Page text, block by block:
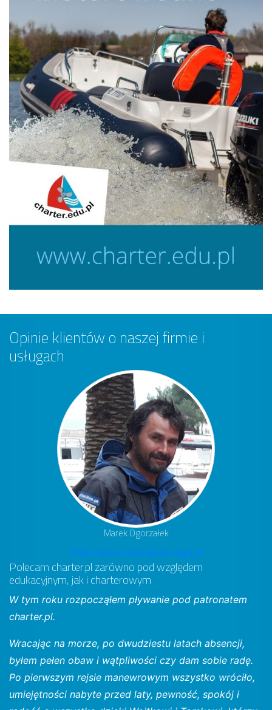
Opinie klientów o naszej firmie i
usługach
Marek Ogorzałek
http://www.szkolacarvingu.pl
Polecam charter.pl zarówno pod względem
edukacyjnym, jak i charterowym
W tym roku rozpocząłem pływanie pod patronatem
charter.pl.
Wracając na morze, po dwudziestu latach absencji,
byłem pełen obaw i wątpliwości czy dam sobie radę.
Po pierwszym rejsie manewrowym wszystko wróciło,
umiejętności nabyte przed laty, pewność, spokój i